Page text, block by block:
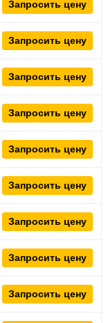
Запросить цену
Запросить цену
Запросить цену
Запросить цену
Запросить цену
Запросить цену
Запросить цену
Запросить цену
Запросить цену